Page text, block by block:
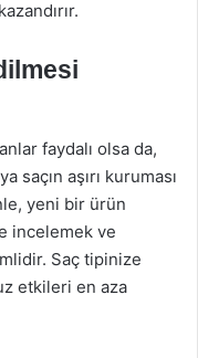
faydalı olsa da,
saçın aşırı kuruması
yeni bir ürün
incelemek ve
Saç tipinize
etkileri en aza